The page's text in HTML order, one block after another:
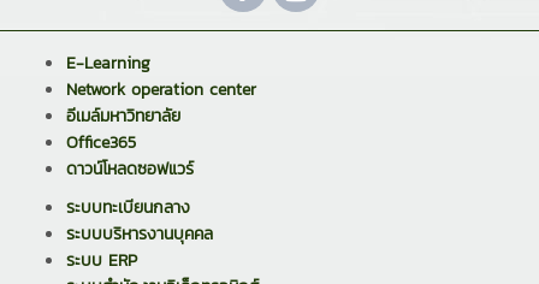
E-Learning
Network operation center
อีเมล์มหาวิทยาลัย
Office365
ดาวน์โหลดซอฟแวร์
ระบบทะเบียนกลาง
ระบบบริหารงานบุคคล
ระบบ ERP